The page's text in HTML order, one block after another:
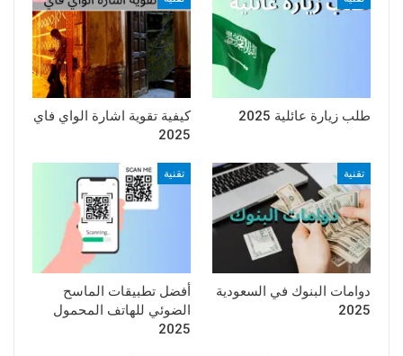
طلب زيارة عائلية 2025
كيفية تقوية اشارة الواي فاي
2025
تقنية
دوامات البنوك في السعودية
2025
تقنية
أفضل تطبيقات الماسح
الضوئي للهاتف المحمول
2025